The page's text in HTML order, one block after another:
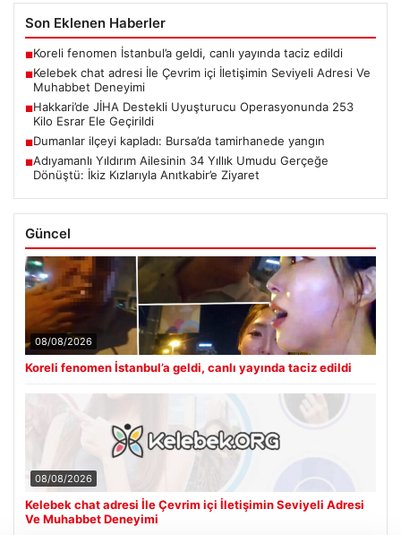
Son Eklenen Haberler
■Koreli fenomen İstanbul’a geldi, canlı yayında taciz edildi
■Kelebek chat adresi İle Çevrim içi İletişimin Seviyeli Adresi Ve
Muhabbet Deneyimi
■Hakkari’de JİHA Destekli Uyuşturucu Operasyonunda 253
Kilo Esrar Ele Geçirildi
■Dumanlar ilçeyi kapladı: Bursa’da tamirhanede yangın
■Adıyamanlı Yıldırım Ailesinin 34 Yıllık Umudu Gerçeğe
Dönüştü: İkiz Kızlarıyla Anıtkabir’e Ziyaret
Güncel
08/08/2026
Koreli fenomen İstanbul’a geldi, canlı yayında taciz edildi
08/08/2026
Kelebek chat adresi İle Çevrim içi İletişimin Seviyeli Adresi
Ve Muhabbet Deneyimi